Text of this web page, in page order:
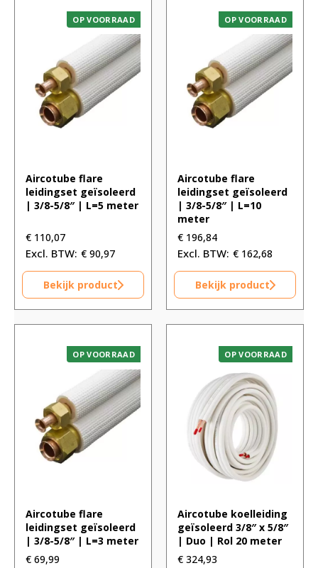
OP VOORRAAD
Aircotube flare
leidingset geïsoleerd
| 3/8-5/8″ | L=5 meter
€ 110,07
€ 90,97
Bekijk product
OP VOORRAAD
Aircotube flare
leidingset geïsoleerd
| 3/8-5/8″ | L=10
meter
€ 196,84
€ 162,68
Bekijk product
OP VOORRAAD
Aircotube flare
leidingset geïsoleerd
| 3/8-5/8″ | L=3 meter
€ 69,99
OP VOORRAAD
Aircotube koelleiding
geïsoleerd 3/8″ x 5/8″
| Duo | Rol 20 meter
€ 324,93